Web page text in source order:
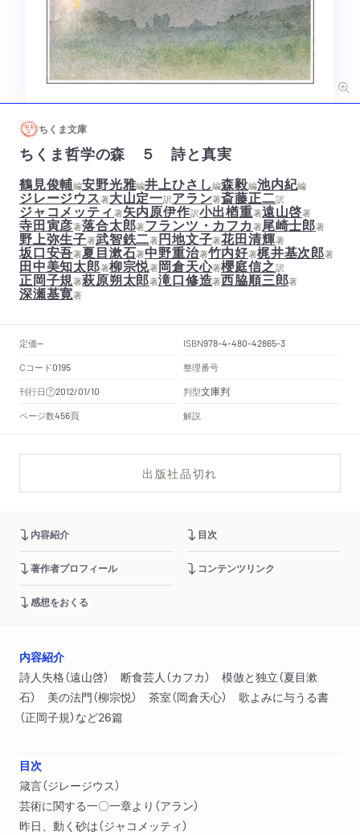
ちくま文庫
ちくま哲学の森 ５ 詩と真実
鶴見俊輔編安野光雅編井上ひさし編森毅編池内紀編
ジレージウス著大山定一訳アラン著斎藤正二訳
ジャコメッティ著矢内原伊作訳小出楢重著遠山啓著
寺田寅彦著落合太郎著フランツ・カフカ著尾崎士郎著
野上弥生子著武智鉄二著円地文子著花田清輝著
坂口安吾著夏目漱石著中野重治著竹内好著梶井基次郎著
田中美知太郎著柳宗悦著岡倉天心著櫻庭信之訳
正岡子規著萩原朔太郎著滝口修造著西脇順三郎著
深瀬基寛著
定価-- ISBN978-4-480-42865-3
Cコード0195
整理番号
刊行日
2012/01/10 判型文庫判
ページ数456頁 解説
出版社品切れ
内容紹介 目次
著作者プロフィール コンテンツリンク
感想をおくる
内容紹介
詩人失格（遠山啓） 断食芸人（カフカ） 模倣と独立（夏目漱
石） 美の法門（柳宗悦） 茶室（岡倉天心） 歌よみに与うる書
（正岡子規）など26篇
目次
箴言（ジレージウス）
芸術に関する一〇一章より（アラン）
昨日、動く砂は（ジャコメッティ）